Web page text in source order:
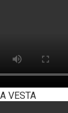
VESTA